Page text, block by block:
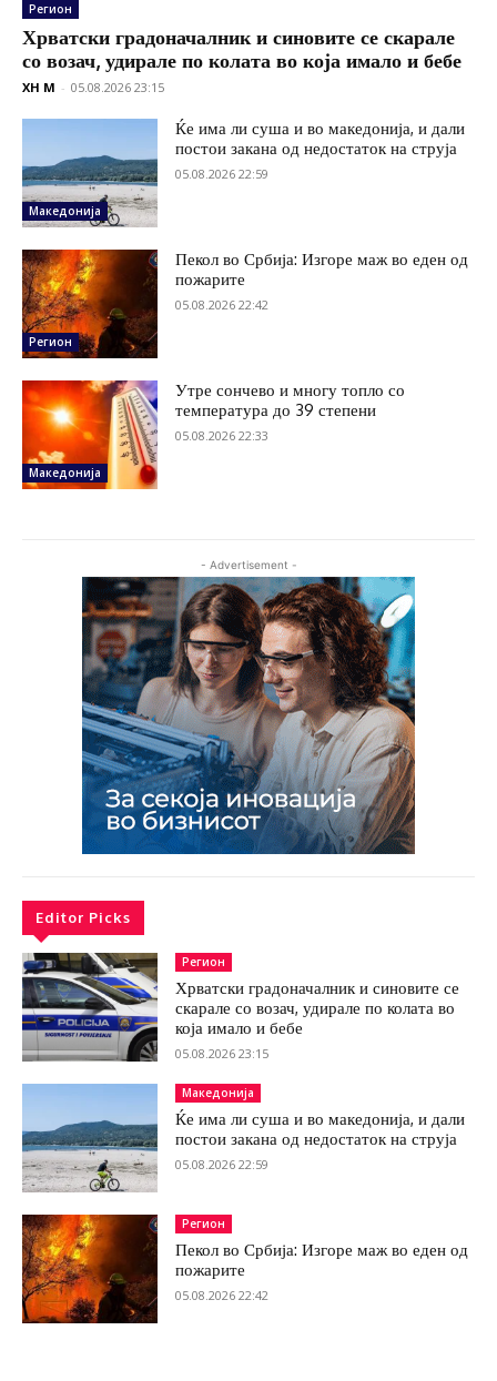
Регион
Хрватски градоначалник и синовите се скарале
со возач, удирале по колата во која имало и бебе
XH M - 05.08.2026 23:15
Македонија
Ќе има ли суша и во македонија, и дали
постои закана од недостаток на струја
05.08.2026 22:59
Регион
Пекол во Србија: Изгоре маж во еден од
пожарите
05.08.2026 22:42
Македонија
Утре сончево и многу топло со
температура до 39 степени
05.08.2026 22:33
- Advertisement -
Editor Picks
Регион
Хрватски градоначалник и синовите се
скарале со возач, удирале по колата во
која имало и бебе
05.08.2026 23:15
Македонија
Ќе има ли суша и во македонија, и дали
постои закана од недостаток на струја
05.08.2026 22:59
Регион
Пекол во Србија: Изгоре маж во еден од
пожарите
05.08.2026 22:42